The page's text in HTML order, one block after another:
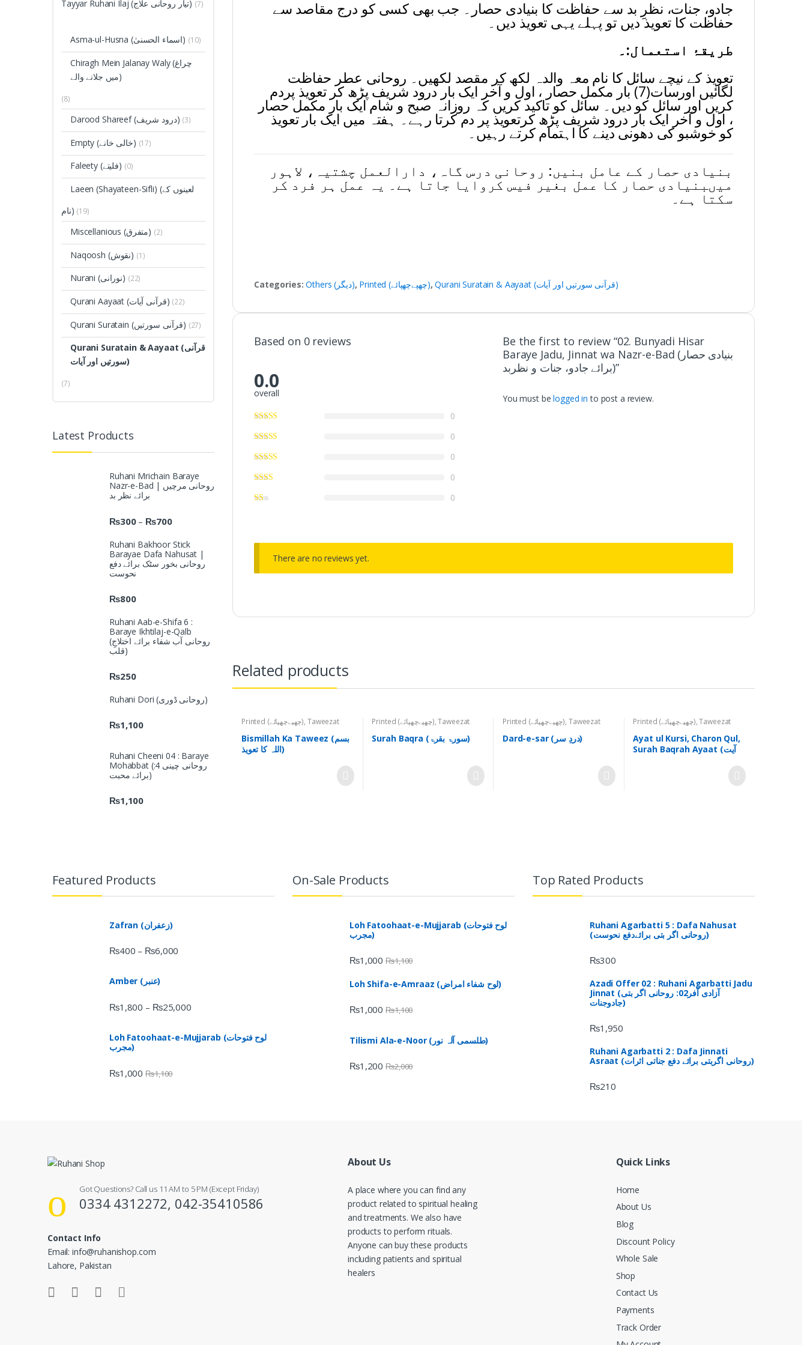
جادو، جنات، نظرِ بد سے حفاظت کا بنیادی حصار۔ جب بھی کسی کو درج مقاصد سے
حفاظت کا تعویذ دیں تو پہلے یہی تعویذ دیں۔
طریقۂ استعمال:۔
تعویذ کے نیچے سائل کا نام معہ والدہ لکھ کر مقصد لکھیں۔ روحانی عطر حفاظت
لگائیں اورسات(7) بار مکمل حصار ، اول و آخر ایک بار درود شریف پڑھ کر تعویذ پردم
کریں اور سائل کو دیں۔ سائل کو تاکید کریں کہ روزانہ صبح و شام ایک بار مکمل حصار
، اول و آخر ایک بار درود شریف پڑھ کرتعویذ پر دم کرتا رہے۔ ہفتہ میں ایک بار تعویذ
کو خوشبو کی دھونی دینے کا اہتمام کرتے رہیں۔
بنیادی حصار کے عامل بنیں: روحانی درس گاہ، دارالعمل چشتیہ، لاہور
میںبنیادی حصار کا عمل بغیر فیس کروایا جاتا ہے۔ یہ عمل ہر فرد کر
سکتا ہے۔
Categories: Others (دیگر), Printed (چھپےچھپائے), Qurani Suratain & Aayaat (قرآنی سورتیں اور آیات)
Based on 0 reviews
0.0
overall
0
0
0
0
0
Be the first to review “02. Bunyadi Hisar
Baraye Jadu, Jinnat wa Nazr-e-Bad (بنیادی حصار
برائے جادو، جنات و نظربد)”
You must belogged in to post a review.
There are no reviews yet.
Related products
Printed (چھپےچھپائے), Taweezat
Bismillah Ka Taweez (بسم
اللہ کا تعویذ)
Printed (چھپےچھپائے),Taweezat
(تعویذات)
Surah Baqra (سورۃ بقرۃ)
Printed (چھپےچھپائے), Taweezat
Dard-e-sar (دردِ سر)
Printed (چھپےچھپائے),Taweezat
(تعویذات)
Ayat ul Kursi, Charon Qul,
Surah Baqrah Ayaat (آیت
Tayyar Ruhani Ilaj (تیار روحانی علاج) (7)
Asma-ul-Husna (اسماء الحسنیٰ) (10)
Chiragh Mein Jalanay Waly (چراغ
میں جلانے والے)
(8)
Darood Shareef (درود شریف) (3)
Empty (خالی خانے) (17)
Faleety (فلیتے) (0)
Laeen (Shayateen-Sifli) (لعینوں کے
نام) (19)
Miscellanious (متفرق) (2)
Naqoosh (نقوش) (1)
Nurani (نورانی) (22)
Qurani Aayaat (قرآنی آیات) (22)
Qurani Suratain (قرآنی سورتیں) (27)
Qurani Suratain & Aayaat (قرآنی
سورتیں اور آیات)
(7)
Latest Products
Ruhani Mrichain Baraye
Nazr-e-Bad | روحانی مرچیں
برائے نظر بد
₨300– ₨700
Ruhani Bakhoor Stick
Barayae Dafa Nahusat |
روحانی بخور سٹک برائے دفع
نحوست
₨800
Ruhani Aab-e-Shifa 6 :
Baraye Ikhtilaj-e-Qalb
(روحانی آب شفاء برائے اختلاجِ
قلب)
₨250
Ruhani Dori (روحانی ڈوری)
₨1,100
Ruhani Cheeni 04 : Baraye
Mohabbat (روحانی چینی 4:
برائے محبت)
₨1,100
Featured Products
Zafran (زعفران)
₨400 – ₨6,000
Amber (عنبر)
₨1,800 – ₨25,000
Loh Fatoohaat-e-Mujjarab (لوح فتوحات
مجرب)
₨1,000 ₨1,100
On-Sale Products
Loh Fatoohaat-e-Mujjarab (لوح فتوحات
مجرب)
₨1,000 ₨1,100
Loh Shifa-e-Amraaz (لوح شفاء امراض)
₨1,000 ₨1,100
Tilismi Ala-e-Noor (طلسمی آلہ نور)
₨1,200 ₨2,000
Top Rated Products
Ruhani Agarbatti 5 : Dafa Nahusat
(روحانی اگر بتی برائےدفع نحوست)
₨300
Azadi Offer 02 : Ruhani Agarbatti Jadu
Jinnat (آزادی آفر02: روحانی اگر بتی
جادوجنات)
₨1,950
Ruhani Agarbatti 2 : Dafa Jinnati
Asraat (روحانی اگربتی برائے دفع جناتی اثرات)
₨210
Got Questions? Call us 11 AM to 5 PM (Except Friday)
0334 4312272, 042-35410586
Contact Info
Email: info@ruhanishop.com
Lahore, Pakistan
About Us
A place where you can find any
product related to spiritual healing
and treatments. We also have
products to perform rituals.
Anyone can buy these products
including patients and spiritual
healers
Quick Links
Home
About Us
Blog
Discount Policy
Whole Sale
Shop
Contact Us
Payments
Track Order